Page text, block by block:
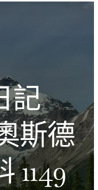
of luxury resorts
記
斯德
1149